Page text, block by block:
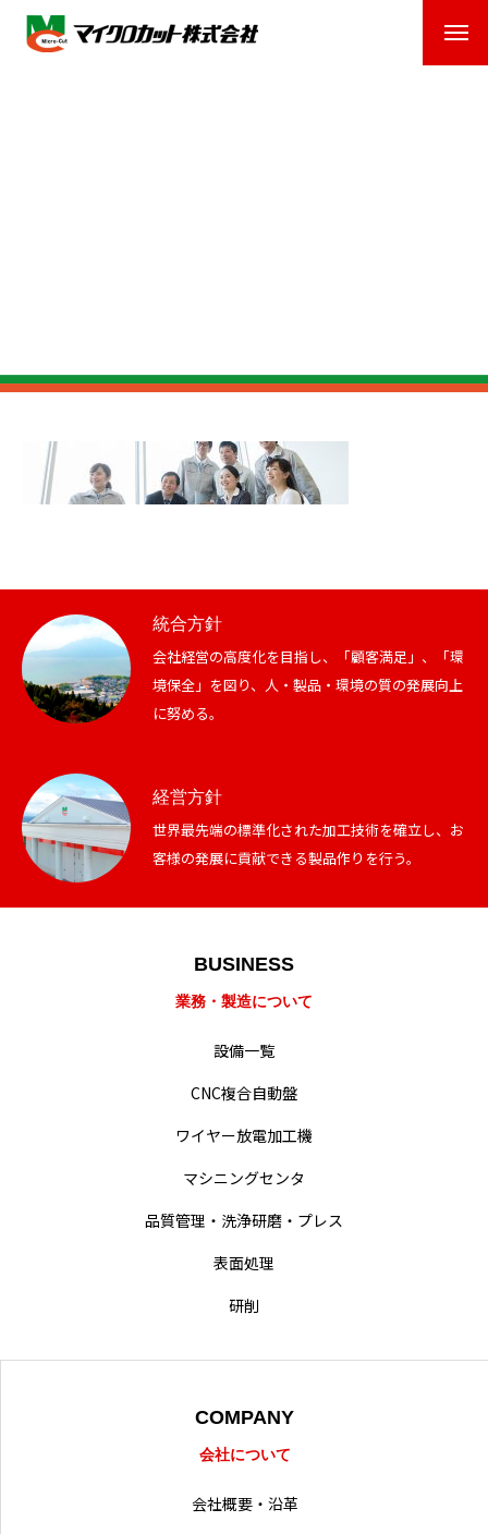
動画による業務紹介
統合方針
会社経営の高度化を目指し、「顧客満足」、「環
境保全」を図り、人・製品・環境の質の発展向上
に努める。
経営方針
世界最先端の標準化された加工技術を確立し、お
客様の発展に貢献できる製品作りを行う。
BUSINESS
業務・製造について
設備一覧
CNC複合自動盤
ワイヤー放電加工機
マシニングセンタ
品質管理・洗浄研磨・プレス
表面処理
研削
COMPANY
会社について
会社概要・沿革